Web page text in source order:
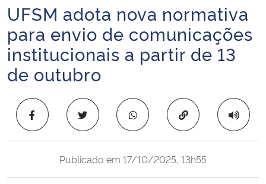
Ministério da Infraestrutura
Ministério da Agricultura, Pecuária e Abastecimento
Ministério da Educação
Ministério da Cidadania
Ministério da Saúde
Ministério de Minas e Energia
Início do conteúdo
UFSM adota nova normativa
para envio de comunicações
institucionais a partir de 13
de outubro
Copiar para área
Publicado em 17/10/2025, 13h55